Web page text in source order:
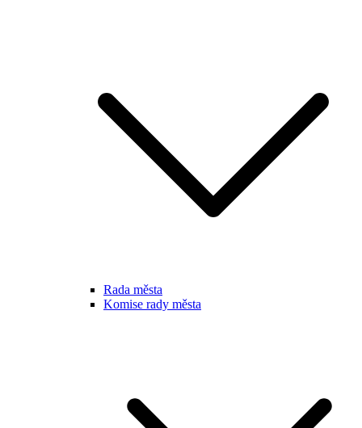
Rada města
Komise rady města